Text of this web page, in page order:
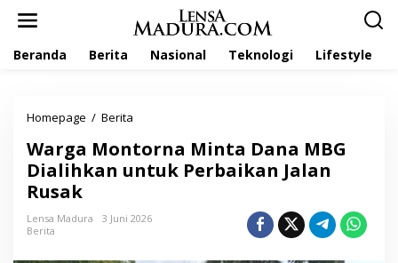
Beranda Berita Nasional Teknologi Lifestyle
Homepage / Berita
r
g
a
o
Warga Montorna Minta Dana MBG
Dialihkan untuk Perbaikan Jalan
Rusak
Lensa Madura
3 Juni 2026
Berita